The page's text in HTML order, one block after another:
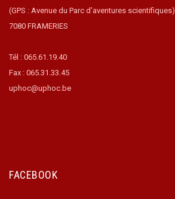
(GPS : Avenue du Parc d’aventures scientifiques)
7080 FRAMERIES
Tél : 065.61.19.40
Fax : 065.31.33.45
uphoc@uphoc.be
FACEBOOK